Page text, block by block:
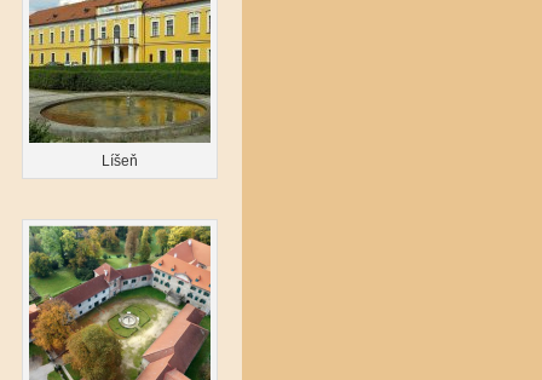
Líšeň